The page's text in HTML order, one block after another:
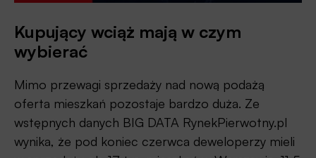
Kupujący wciąż mają w czym
wybierać
Mimo przewagi sprzedaży nad nową podażą
oferta mieszkań pozostaje bardzo duża. Ze
wstępnych danych BIG DATA RynekPierwotny.pl
wynika, że pod koniec czerwca deweloperzy mieli